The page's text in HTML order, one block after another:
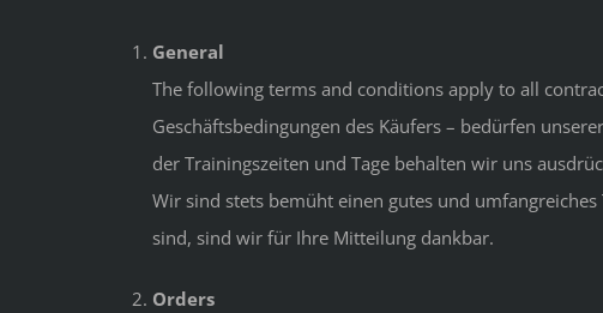
General
The following terms and conditions apply to all
Geschäftsbedingungen des Käufers – bedürfen
der Trainingszeiten und Tage behalten wir uns
Wir sind stets bemüht einen gutes und
sind, sind wir für Ihre Mitteilung dankbar.
Orders